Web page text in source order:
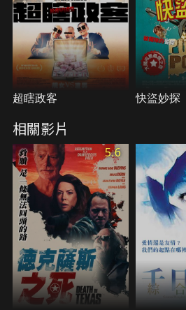
超瞎政客 快盜妙探
相關影片
5.6